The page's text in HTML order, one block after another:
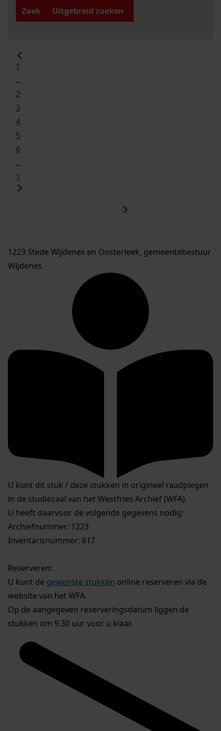
Zoek
Uitgebreid zoeken
1
...
2
3
4
5
6
...
1
1223 Stede Wijdenes en Oosterleek, gemeentebestuur
Wijdenes
U kunt dit stuk / deze stukken in origineel raadplegen
in de studiezaal van het Westfries Archief (WFA).
U heeft daarvoor de volgende gegevens nodig:
Archiefnummer: 1223
Inventarisnummer: 617
Reserveren:
U kunt de gewenste stukken online reserveren via de
website van het WFA.
Op de aangegeven reserveringsdatum liggen de
stukken om 9.30 uur voor u klaar.